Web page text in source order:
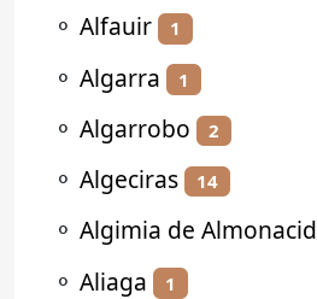
⚬ Alfauir 1
⚬ Algarra 1
⚬ Algarrobo 2
⚬ Algeciras 14
⚬ Algimia de Almonacid
⚬ Aliaga 1